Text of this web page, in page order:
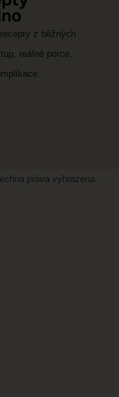
z běžných
reálné porce,
práva vyhrazena.